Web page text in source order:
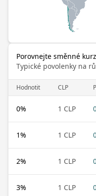
Porovnejte směnné
Typické povolenky na
Hodnotit CLP
0% 1 CLP
1% 1 CLP
2% 1 CLP
3% 1 CLP